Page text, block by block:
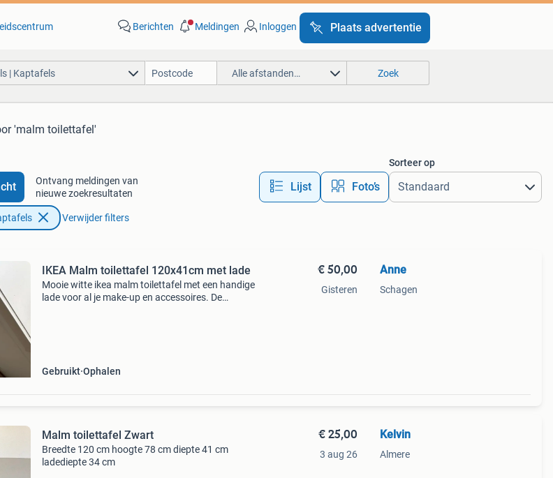
Berichten Meldingen Inloggen Plaats advertentie
| Kaptafels Alle afstanden… Zoek
'malm toilettafel'
Ontvang meldingen van
nieuwe zoekresultaten
Lijst Foto’s
Sorteer op
Verwijder filters
IKEA Malm toilettafel 120x41cm met lade
Mooie witte ikea malm toilettafel met een handige
lade voor al je make-up en accessoires. De
Gebruikt Ophalen
€ 50,00
Gisteren
Anne
Schagen
Malm toilettafel Zwart
Breedte 120 cm hoogte 78 cm diepte 41 cm
ladediepte 34 cm
€ 25,00
3 aug 26
Kelvin
Almere